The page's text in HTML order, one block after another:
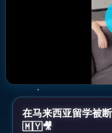
在马来西亚留学被
🇲🇾🎥